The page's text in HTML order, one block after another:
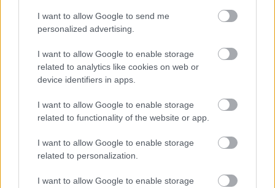
I want to allow Google to send me
personalized advertising.
I want to allow Google to enable storage
related to analytics like cookies on web or
device identifiers in apps.
I want to allow Google to enable storage
related to functionality of the website or app.
I want to allow Google to enable storage
related to personalization.
I want to allow Google to enable storage
egyik emblematikus műsorvezetője tanácstalanul
lamentált afölött, hogy a veszprémi egyetemisták
alig mutattak érdeklődést a demonstráció iránt.…